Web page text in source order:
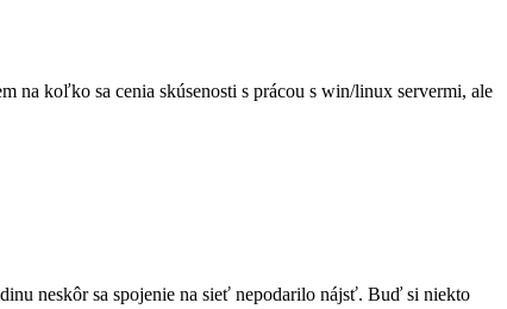
na koľko sa cenia skúsenosti s prácou s win/linux servermi, ale
neskôr sa spojenie na sieť nepodarilo nájsť. Buď si niekto